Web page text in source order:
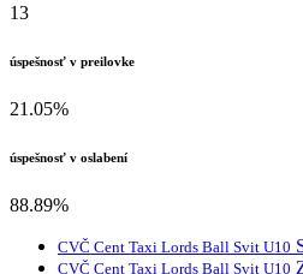
13
úspešnosť v preilovke
21.05%
úspešnosť v oslabení
88.89%
CVČ Cent Taxi Lords Ball Svit U10
CVČ Cent Taxi Lords Ball Svit U10